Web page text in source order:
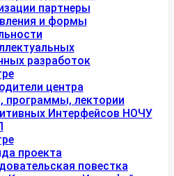
партнеры
и формы
разработок
центра
программы, лектории
Интерфейсов НОЧУ
проекта
повестка